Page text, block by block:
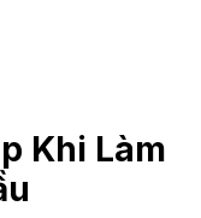
Khi Làm